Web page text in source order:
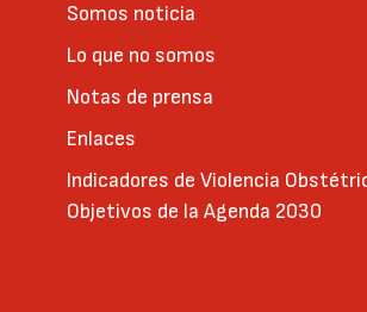
Somos noticia
Lo que no somos
Notas de prensa
Enlaces
Indicadores de Violencia
Objetivos de la Agenda 2030